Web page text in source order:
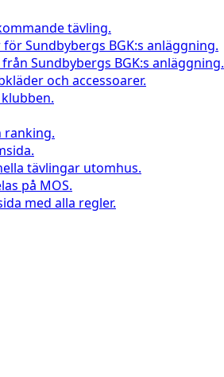
tävling.
Sundbybergs BGK:s anläggning.
Sundbybergs BGK:s anläggning.
och accessoarer.
ranking.
tävlingar utomhus.
på MOS.
med alla regler.